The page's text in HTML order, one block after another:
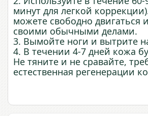
минут для легкой
можете свободно двигаться
своими обычными делами.
3. Вымойте ноги и вытрите
4. В течении 4-7 дней кожа
Не тяните и не сравайте,
естественная регенерации